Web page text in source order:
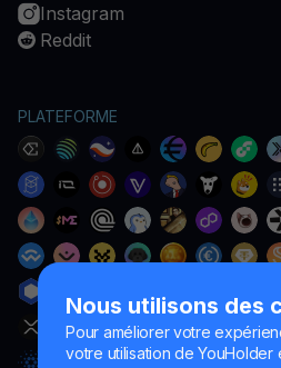
Nous utilisons des
Pour améliorer votre
votre utilisation de YouHolder
Instagram
Reddit
PLATEFORME